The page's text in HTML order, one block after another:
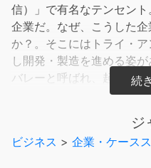
信）」で有名なテンセン
企業だ。なぜ、こうした
か？。そこにはトライ・
し開発・製造を進める姿
バレーと呼ばれ、起業家
イカー革命」の今をリポ
ジ
ビジネス > 企業・ケース